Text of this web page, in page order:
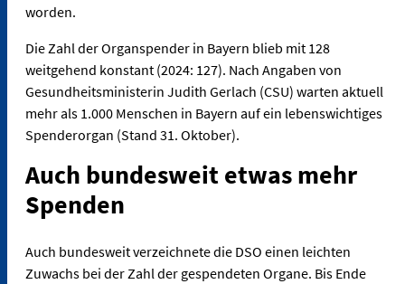
worden.
Die Zahl der Organspender in Bayern blieb mit 128
weitgehend konstant (2024: 127). Nach Angaben von
Gesundheitsministerin Judith Gerlach (CSU) warten aktuell
mehr als 1.000 Menschen in Bayern auf ein lebenswichtiges
Spenderorgan (Stand 31. Oktober).
Auch bundesweit etwas mehr
Spenden
Auch bundesweit verzeichnete die DSO einen leichten
Zuwachs bei der Zahl der gespendeten Organe. Bis Ende